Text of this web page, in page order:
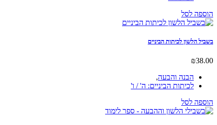
לסל
לכיתות הביניים
₪
הבנה והבעה,
לכיתות הביניים: ה' / ו'
לסל